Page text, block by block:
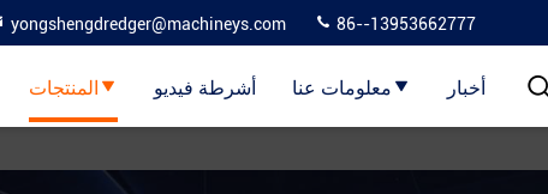
yongshengdredger@machineys.com 86--13953662777
المنتجات أشرطة فيديو معلومات عنا أخبار